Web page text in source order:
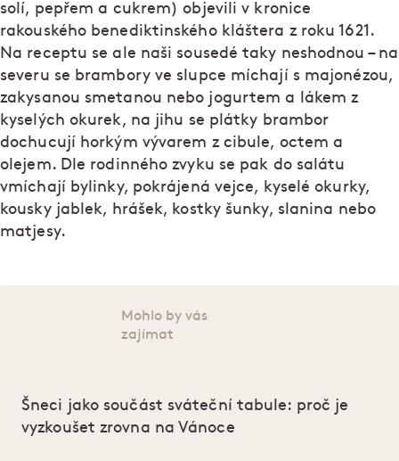
solí, pepřem a cukrem) objevili v kronice
rakouského benediktinského kláštera z roku 1621.
Na receptu se ale naši sousedé taky neshodnou – na
severu se brambory ve slupce míchají s majonézou,
zakysanou smetanou nebo jogurtem a lákem z
kyselých okurek, na jihu se plátky brambor
dochucují horkým vývarem z cibule, octem a
olejem. Dle rodinného zvyku se pak do salátu
vmíchají bylinky, pokrájená vejce, kyselé okurky,
kousky jablek, hrášek, kostky šunky, slanina nebo
matjesy.
Mohlo by vás
zajímat
Šneci jako součást sváteční tabule: proč je
vyzkoušet zrovna na Vánoce